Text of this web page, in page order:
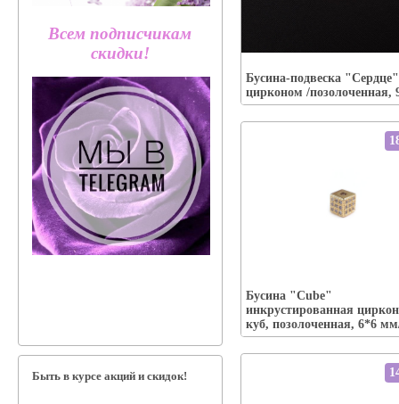
Всем подписчикам
скидки!
Быть в курсе акций и скидок!
Бусина-подвеска
цирконом /позолоченная,
В корзину
Бусина "Cube"
инкрустированная
куб, позолоченная, 6*6
Наличие:есть
В корзину